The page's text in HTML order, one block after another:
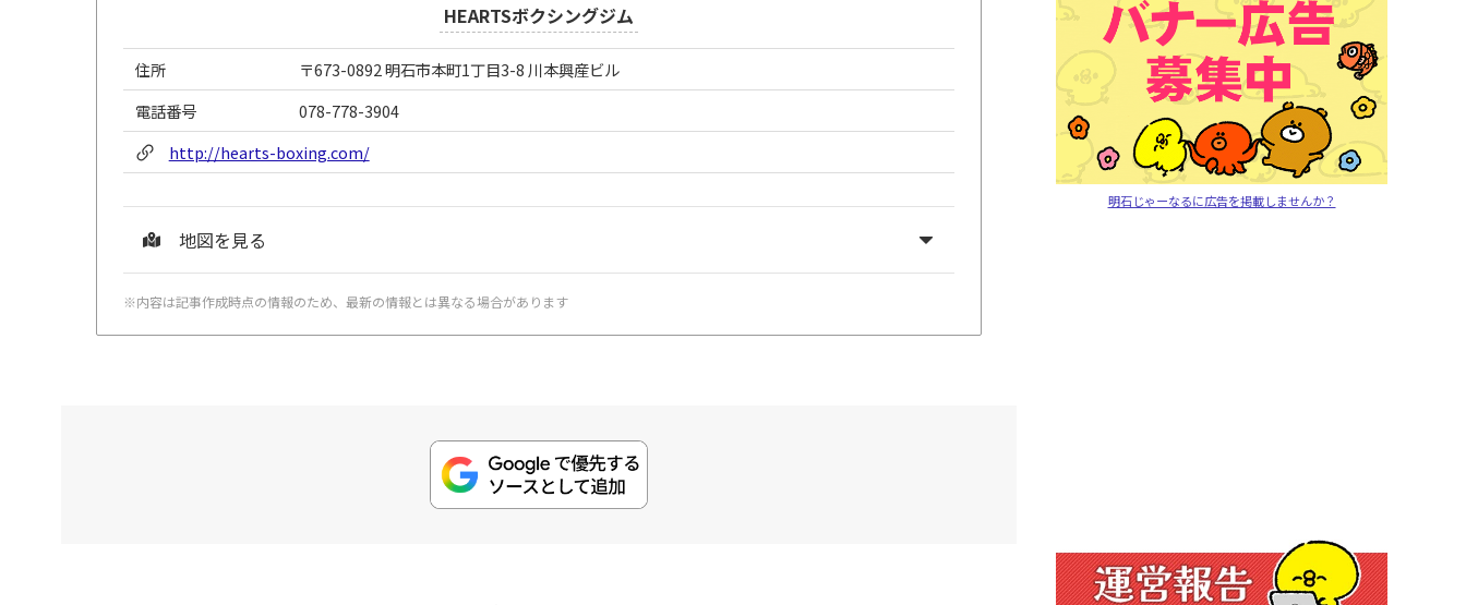
HEARTSボクシングジム
住所
〒673-0892 明石市本町1丁目3-8 川本興産ビル
電話番号
078-778-3904
http://hearts-boxing.com/
地図を見る
※内容は記事作成時点の情報のため、最新の情報とは異なる場合があります
明石じゃーなるに広告を掲載しませんか？